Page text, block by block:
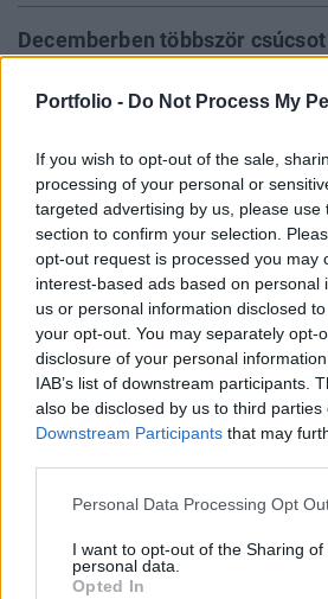
Portfolio - Do Not Process My
If you wish to opt-out of the sale,
processing of your personal or
targeted advertising by us, please use
section to confirm your selection.
opt-out request is processed you may
interest-based ads based on personal
us or personal information disclosed
your opt-out. You may separately opt-
disclosure of your personal
IAB’s list of downstream participants.
also be disclosed by us to third parties
Downstream Participants that may
Personal Data Processing Opt
I want to opt-out of the Sharing of
personal data.
Opted In
Decemberben többször
mellett a hazai termelés
egész régióban magas volt a
decemberben, a havi átlag
másnapi piac volt a legdrágább.
A Magyar Energetikai és Közmű-
(MEKH) havi villamos energia
alapján a decemberi piaci
elmúlt évekhez viszonyítva
villamos energia ára, a régióban a
a legmagasabb.A tényezőárak
a szén és a földgáz ára mérséklődött...
A keresett cikk a portfolio.hu